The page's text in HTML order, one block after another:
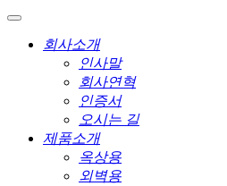
회사소개
인사말
회사연혁
인증서
오시는 길
제품소개
옥상용
외벽용